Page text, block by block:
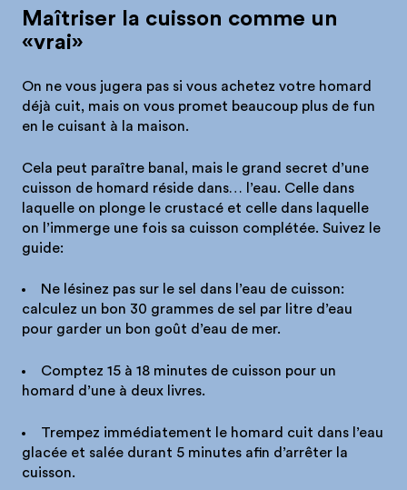
Maîtriser la cuisson comme un
«vrai»
On ne vous jugera pas si vous achetez votre homard
déjà cuit, mais on vous promet beaucoup plus de fun
en le cuisant à la maison.
Cela peut paraître banal, mais le grand secret d’une
cuisson de homard réside dans… l’eau. Celle dans
laquelle on plonge le crustacé et celle dans laquelle
on l’immerge une fois sa cuisson complétée. Suivez le
guide:
Ne lésinez pas sur le sel dans l’eau de cuisson:
calculez un bon 30 grammes de sel par litre d’eau
pour garder un bon goût d’eau de mer.
Comptez 15 à 18 minutes de cuisson pour un
homard d’une à deux livres.
Trempez immédiatement le homard cuit dans l’eau
glacée et salée durant 5 minutes afin d’arrêter la
cuisson.